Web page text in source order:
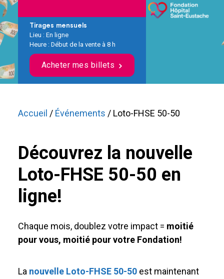
Tirages mensuels
Lieu : En ligne
Heure : Début de la vente à 8 h
Acheter mes billets
Accueil / Événements / Loto-FHSE 50-50
Découvrez la nouvelle
Loto-FHSE 50-50 en
ligne!
Chaque mois, doublez votre impact = moitié
pour vous, moitié pour votre Fondation!
La nouvelle Loto-FHSE 50-50 est maintenant